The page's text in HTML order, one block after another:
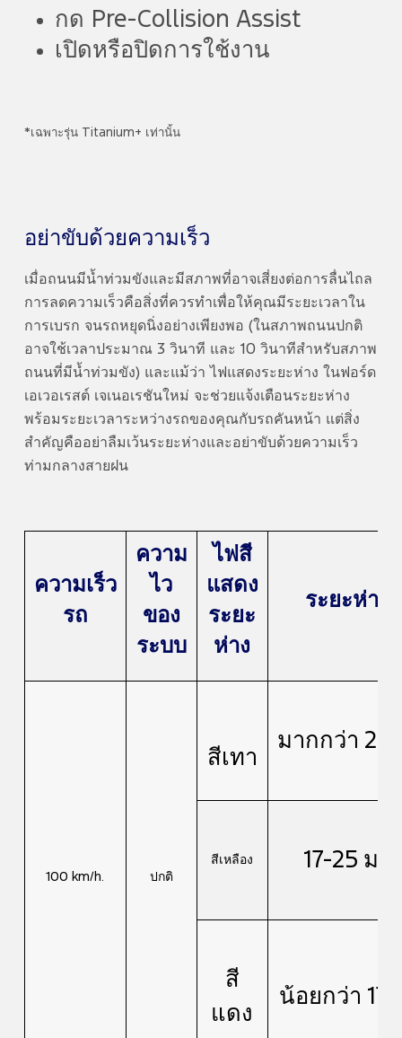
กด Pre-Collision Assist
เปิดหรือปิดการใช้งาน
*เฉพาะรุ่น Titanium+ เท่านั้น
อย่าขับด้วยความเร็ว
เมื่อถนนมีน้ำท่วมขังและมีสภาพที่อาจเสี่ยงต่อการลื่นไถล
การลดความเร็วคือสิ่งที่ควรทำเพื่อให้คุณมีระยะเวลาใน
การเบรก จนรถหยุดนิ่งอย่างเพียงพอ (ในสภาพถนนปกติ
อาจใช้เวลาประมาณ 3 วินาที และ 10 วินาทีสำหรับสภาพ
ถนนที่มีน้ำท่วมขัง) และแม้ว่า ไฟแสดงระยะห่าง ในฟอร์ด
เอเวอเรสต์ เจเนอเรชันใหม่ จะช่วยแจ้งเตือนระยะห่าง
พร้อมระยะเวลาระหว่างรถของคุณกับรถคันหน้า แต่สิ่ง
สำคัญคืออย่าลืมเว้นระยะห่างและอย่าขับด้วยความเร็ว
ท่ามกลางสายฝน
ความเร็ว
รถ
ความ
ไว
ของ
ระบบ
ไฟสี
แสดง
ระยะ
ห่าง
ระยะห่าง
100 km/h. ปกติ
สีเทา
มากกว่า 25
สีเหลือง 17-25 ม.
สี
แดง
น้อยกว่า 17